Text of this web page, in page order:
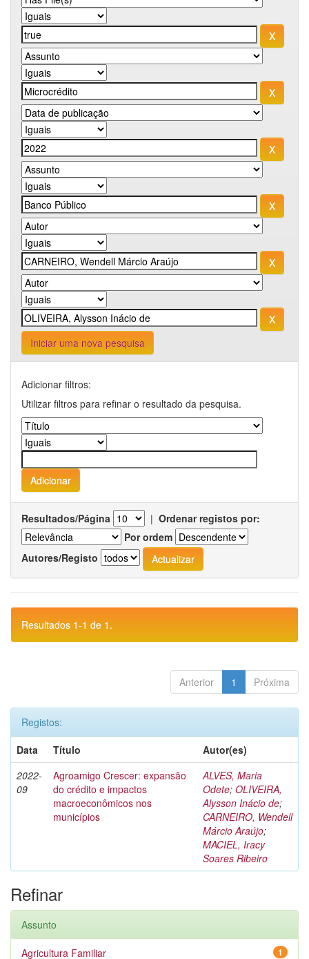
Iniciar uma nova pesquisa
Adicionar filtros:
Utilizar filtros para refinar o resultado da pesquisa.
Resultados/Página | Ordenar registos por:
Por ordem
Autores/Registo
Resultados 1-1 de 1.
Anterior 1 Próxima
Registos:
Data
Título
Autor(es)
2022-
09
Agroamigo Crescer: expansão
do crédito e impactos
macroeconômicos nos
municípios
ALVES, Maria
Odete; OLIVEIRA,
Alysson Inácio de;
CARNEIRO, Wendell
Márcio Araújo;
MACIEL, Iracy
Soares Ribeiro
Refinar
Assunto
1
Agricultura Familiar